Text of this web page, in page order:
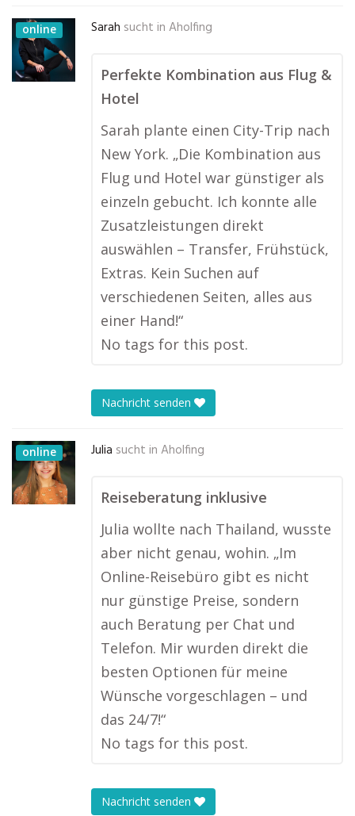
online Sarah sucht in Aholfing
Perfekte Kombination aus Flug &
Hotel
Sarah plante einen City-Trip nach
New York. „Die Kombination aus
Flug und Hotel war günstiger als
einzeln gebucht. Ich konnte alle
Zusatzleistungen direkt
auswählen – Transfer, Frühstück,
Extras. Kein Suchen auf
verschiedenen Seiten, alles aus
einer Hand!“
No tags for this post.
Nachricht senden
online Julia sucht in Aholfing
Reiseberatung inklusive
Julia wollte nach Thailand, wusste
aber nicht genau, wohin. „Im
Online-Reisebüro gibt es nicht
nur günstige Preise, sondern
auch Beratung per Chat und
Telefon. Mir wurden direkt die
besten Optionen für meine
Wünsche vorgeschlagen – und
das 24/7!“
No tags for this post.
Nachricht senden